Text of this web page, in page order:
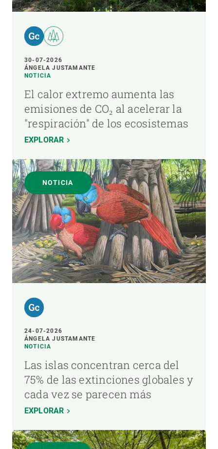
30-07-2026
ÁNGELA JUSTAMANTE
NOTICIA
El calor extremo aumenta las
emisiones de CO₂ al acelerar la
"respiración" de los ecosistemas
EXPLORAR
NOTICIA
24-07-2026
ÁNGELA JUSTAMANTE
NOTICIA
Las islas concentran cerca del
75% de las extinciones globales y
cada vez se parecen más
EXPLORAR